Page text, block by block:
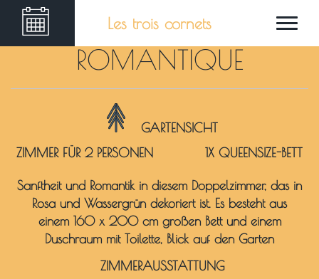
Les trois cornets
ROMANTIQUE
GARTENSICHT
ZIMMER FÜR 2 PERSONEN
1X QUEENSIZE-BETT
Sanftheit und Romantik in diesem Doppelzimmer, das in
Rosa und Wassergrün dekoriert ist. Es besteht aus
einem 160 x 200 cm großen Bett und einem
Duschraum mit Toilette, Blick auf den Garten
ZIMMERAUSSTATTUNG